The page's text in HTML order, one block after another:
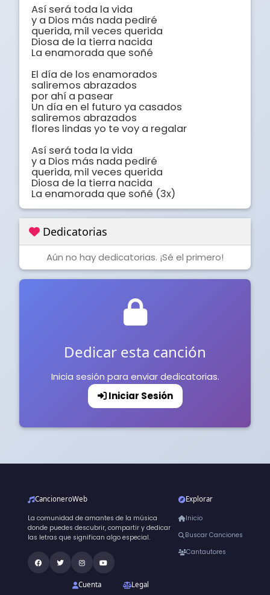
Así será toda la vida
y a Dios más nada pediré
querida, mil veces querida
Diosa de la tierra nacida
La enamorada que soñé
El día de los enamorados
saliremos abrazados
por ahí a pasear
Un día en el futuro ya casados
saliremos abrazados
flores lindas yo te voy a regalar
Así será toda la vida
y a Dios más nada pediré
querida, mil veces querida
Diosa de la tierra nacida
La enamorada que soñé (3x)
Dedicatorias
Aún no hay dedicatorias. ¡Sé el primero!
Dedicar esta canción
Inicia sesión para enviar dedicatorias.
Iniciar Sesión
CancioneroWeb
La comunidad de amantes de la música
donde puedes descubrir, compartir y dedicar
las letras que significan algo especial.
Explorar
Inicio
Buscar Canciones
Cantautores
Cuenta Legal